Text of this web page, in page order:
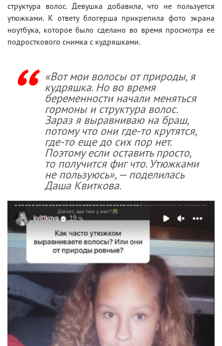
структура волос. Девушка добавила, что не пользуется
утюжками. К ответу блогерша прикрепила фото экрана
ноутбука, которое было сделано во время просмотра ее
подросткового снимка с кудряшками.
«Вот мои волосы от природы, я
кудряшка. Но во время
беременности начали меняться
гормоны и структура волос.
Зараз я выравниваю на браш,
потому что они где-то крутятся,
где-то еще до сих пор нет.
Поэтому если оставить просто,
то получится фиг что. Утюжками
не пользуюсь», — поделилась
Даша Квиткова.